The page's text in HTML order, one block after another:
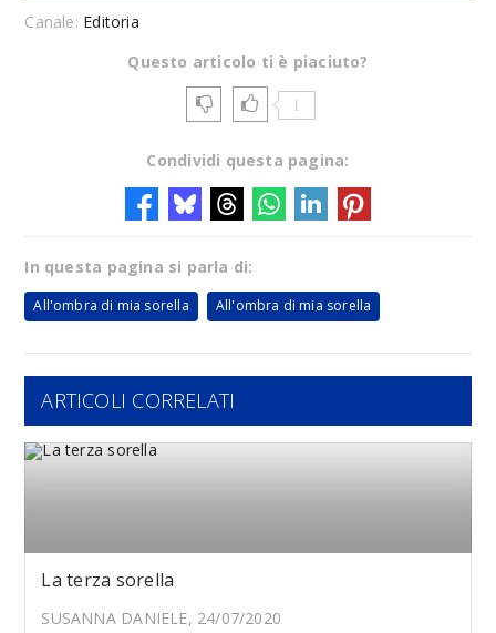
Canale: Editoria
Questo articolo ti è piaciuto?
1
Condividi questa pagina:
In questa pagina si parla di:
All'ombra di mia sorella All'ombra di mia sorella
ARTICOLI CORRELATI
La terza sorella
SUSANNA DANIELE, 24/07/2020